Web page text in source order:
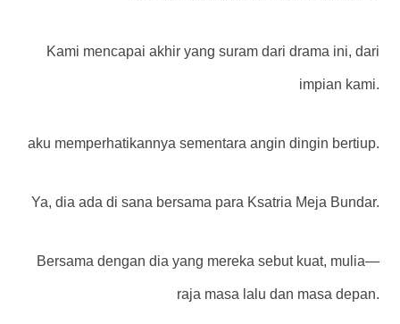
Kami mencapai akhir yang suram dari drama ini, dari
impian kami.
aku memperhatikannya sementara angin dingin bertiup.
Ya, dia ada di sana bersama para Ksatria Meja Bundar.
Bersama dengan dia yang mereka sebut kuat, mulia—
raja masa lalu dan masa depan.